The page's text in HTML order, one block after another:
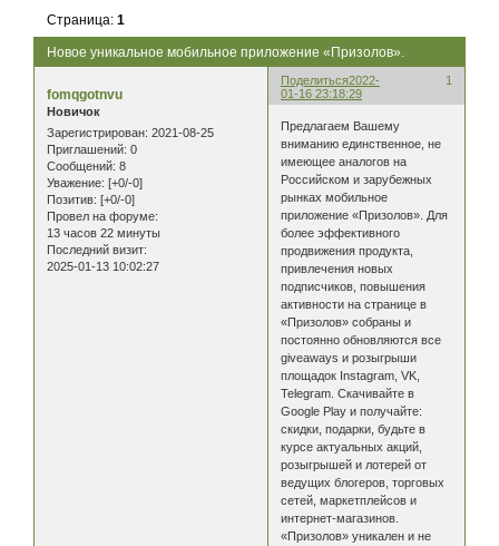
Новое уникальное мобильное приложение «Призолов».
Страница:1
Поделиться 1
2022-
01-16 23:18:29
fomqgotnvu
Новичок
Зарегистрирован: 2021-08-25
Приглашений: 0
Сообщений: 8
Уважение: [+0/-0]
Позитив: [+0/-0]
Провел на форуме:
13 часов 22 минуты
Последний визит:
2025-01-13 10:02:27
Предлагаем Вашему
вниманию единственное, не
имеющее аналогов на
Российском и зарубежных
рынках мобильное
приложение «Призолов». Для
более эффективного
продвижения продукта,
привлечения новых
подписчиков, повышения
активности на странице в
«Призолов» собраны и
постоянно обновляются все
giveaways и розыгрыши
площадок Instagram, VK,
Telegram. Скачивайте в
Google Play и получайте:
скидки, подарки, будьте в
курсе актуальных акций,
розыгрышей и лотерей от
ведущих блогеров, торговых
сетей, маркетплейсов и
интернет-магазинов.
«Призолов» уникален и не